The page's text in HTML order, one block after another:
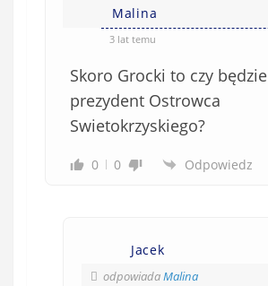
Malina
3 lat temu
Skoro Grocki to czy będzie
prezydent Ostrowca
Swietokrzyskiego?
0 0 Odpowiedz
Jacek
odpowiadaMalina